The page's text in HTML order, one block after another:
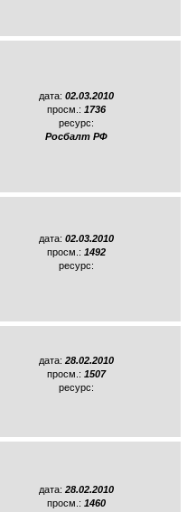
дата: 02.03.2010
просм.: 1736
ресурс:
Росбалт РФ
дата: 02.03.2010
просм.: 1492
ресурс:
дата: 28.02.2010
просм.: 1507
ресурс:
дата: 28.02.2010
просм.: 1460